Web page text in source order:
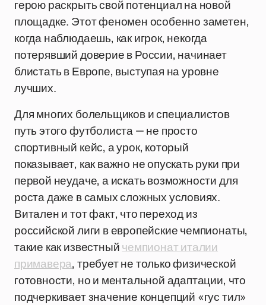
герою раскрыть свой потенциал на новой
площадке. Этот феномен особенно заметен,
когда наблюдаешь, как игрок, некогда
потерявший доверие в России, начинает
блистать в Европе, выступая на уровне
лучших.
Для многих болельщиков и специалистов
путь этого футболиста — не просто
спортивный кейс, а урок, который
показывает, как важно не опускать руки при
первой неудаче, а искать возможности для
роста даже в самых сложных условиях.
Витален и тот факт, что переход из
российской лиги в европейские чемпионаты,
такие как известныйчемпионат италии
примавера, требует не только физической
готовности, но и ментальной адаптации, что
подчеркивает значение концепций «гус тил»